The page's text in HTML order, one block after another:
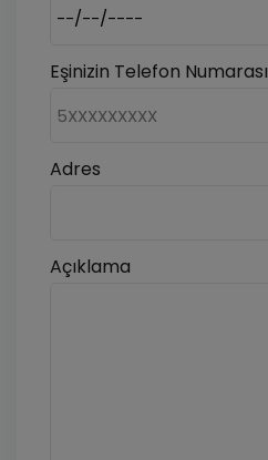
Eşinizin Telefon Numarası
Adres
Açıklama